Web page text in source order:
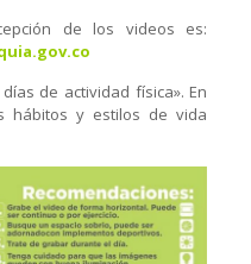
de los videos es:
de actividad física». En
hábitos y estilos de vida